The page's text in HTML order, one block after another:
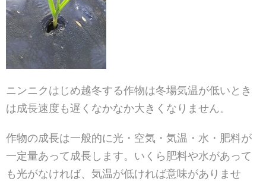
ニンニクはじめ越冬する作物は冬場気温が低いとき
は成長速度も遅くなかなか大きくなりません。
作物の成長は一般的に光・空気・気温・水・肥料が
一定量あって成長します。いくら肥料や水があって
も光がなければ、気温が低ければ意味がありませ